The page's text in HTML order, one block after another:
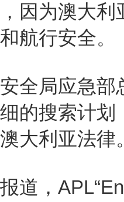
因为澳大
航行安全。
全局应急
的搜索计
大利亚法律
道，